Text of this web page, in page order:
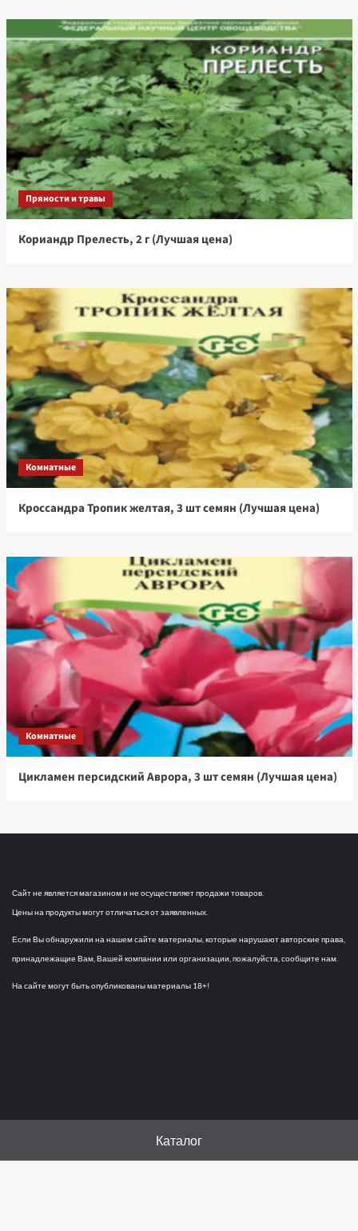
Пряности и травы
Кориандр Прелесть, 2 г (Лучшая цена)
Комнатные
Кроссандра Тропик желтая, 3 шт семян (Лучшая цена)
Комнатные
Цикламен персидский Аврора, 3 шт семян (Лучшая цена)
Сайт не является магазином и не осуществляет продажи товаров.
Цены на продукты могут отличаться от заявленных.
Если Вы обнаружили на нашем сайте материалы, которые нарушают авторские права,
принадлежащие Вам, Вашей компании или организации, пожалуйста, сообщите нам.
На сайте могут быть опубликованы материалы 18+!
Каталог